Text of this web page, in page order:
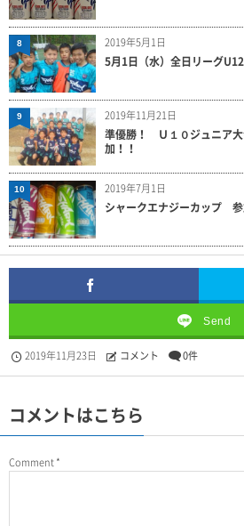
2019年5月1日
5月1日（水）全日リーグ
8
2019年11月21日
準優勝！ Ｕ１０ジュニア
加！！
9
2019年7月1日
シャークエナジーカップ 参
10
Send
2019年11月23日 コメント 0件
コメントはこちら
Comment*